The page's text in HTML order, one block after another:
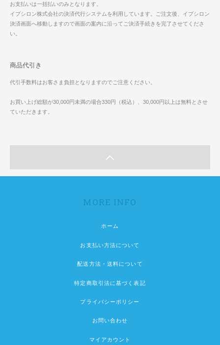
お支払いは一括払いのみとなります。
イプシロン株式会社の決済代行システムを利用しています。ご注文後、イプシロン
決済画面へ移動しますので画面の案内に沿ってご決済手続きを完了させてくださ
い。
商品代引き
代引手数料はお客さま負担となりますのでご注意ください。
お買い上げ総額が30,000円未満の場合330円（税込）、30,000円以上は無料とさせ
ていただきます。
MORE INFO
ホーム
お支払い方法について
配送方法・送料について
特定商取引法に基づく表記
プライバシーポリシー
お問い合わせ
マイアカウント